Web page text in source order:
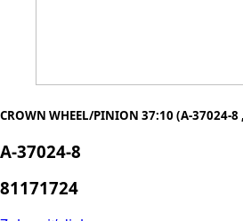
CROWN WHEEL/PINION 37:10 (A-37024-
A-37024-8
81171724